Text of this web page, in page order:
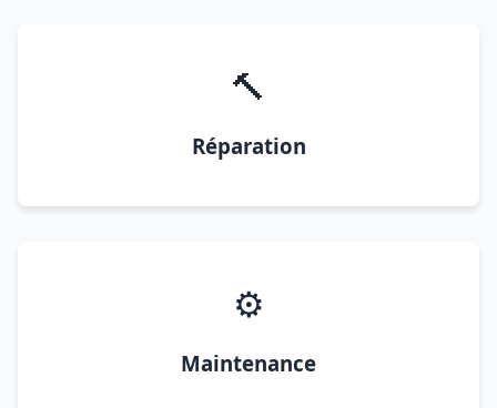
🔨
Réparation
⚙️
Maintenance